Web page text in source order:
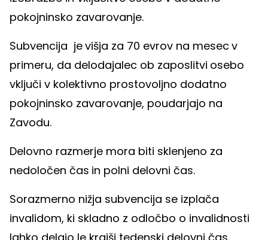
pokojninsko zavarovanje.
Subvencija jevišja za 70 evrov na mesec v
primeru, da delodajalec ob zaposlitvi osebo
vključi v kolektivno prostovoljno dodatno
pokojninsko zavarovanje, poudarjajo na
Zavodu.
Delovno razmerje mora biti sklenjeno za
nedoločen čas in polni delovni čas.
Sorazmerno nižja subvencija se izplača
invalidom, ki skladno z odločbo o invalidnosti